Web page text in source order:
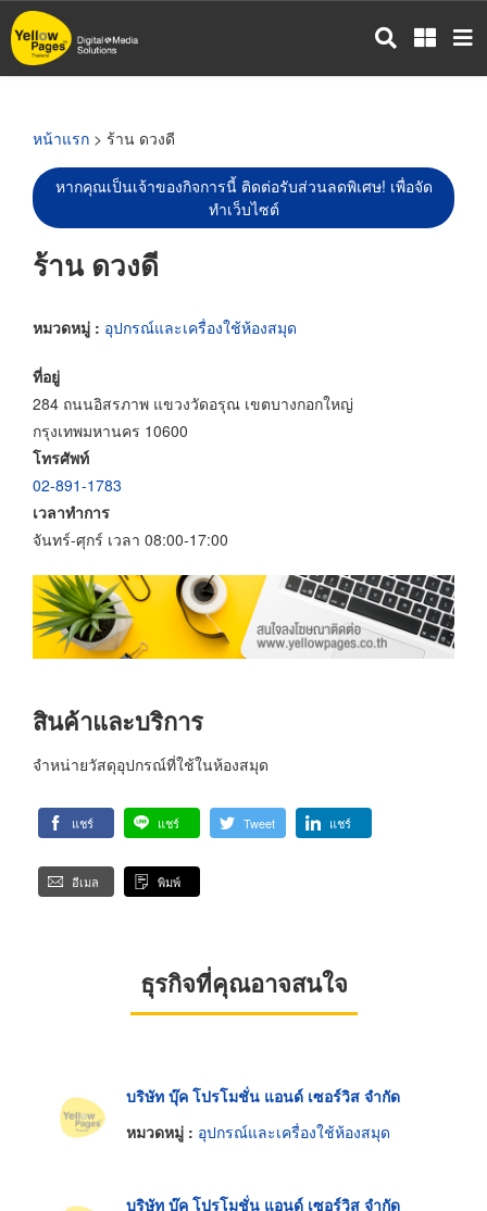
ข้าม
ไป
หน้าแรก > ร้าน ดวงดี
หากคุณเป็นเจ้าของกิจการนี้ ติดต่อรับส่วนลดพิเศษ! เพื่อจัด
ทำเว็บไซต์
ร้าน ดวงดี
หมวดหมู่ : อุปกรณ์และเครื่องใช้ห้องสมุด
ที่อยู่
284 ถนนอิสรภาพ แขวงวัดอรุณ เขตบางกอกใหญ่
กรุงเทพมหานคร 10600
โทรศัพท์
02-891-1783
เวลาทำการ
จันทร์-ศุกร์ เวลา 08:00-17:00
สินค้าและบริการ
จำหน่ายวัสดุอุปกรณ์ที่ใช้ในห้องสมุด
แชร์ แชร์ Tweet แชร์
อีเมล พิมพ์
ธุรกิจที่คุณอาจสนใจ
บริษัท บุ๊ค โปรโมชั่น แอนด์ เซอร์วิส จำกัด
หมวดหมู่ : อุปกรณ์และเครื่องใช้ห้องสมุด
บริษัท บุ๊ค โปรโมชั่น แอนด์ เซอร์วิส จำกัด